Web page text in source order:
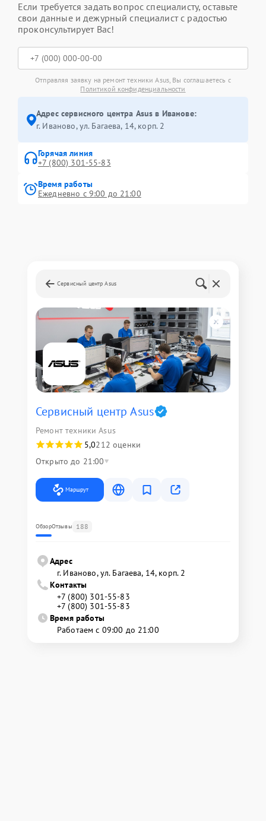
Если требуется задать вопрос специалисту, оставьте
свои данные и дежурный специалист с радостью
проконсультирует Вас!
Отправляя заявку на ремонт техники Asus, Вы соглашаетесь с
Политикой конфиденциальности
Адрес сервисного центра Asus в Иванове:
г. Иваново, ул. Багаева, 14, корп. 2
Горячая линия
+7 (800) 301-55-83
Время работы
Ежедневно с 9:00 до 21:00
Сервисный центр Asus
Сервисный центр Asus
Ремонт техники Asus
5,0212 оценки
Открыто до 21:00
Маршрут
ОбзорОтзывы 188
Адрес
г. Иваново, ул. Багаева, 14, корп. 2
Контакты
+7 (800) 301-55-83
+7 (800) 301-55-83
Время работы
Работаем с 09:00 до 21:00